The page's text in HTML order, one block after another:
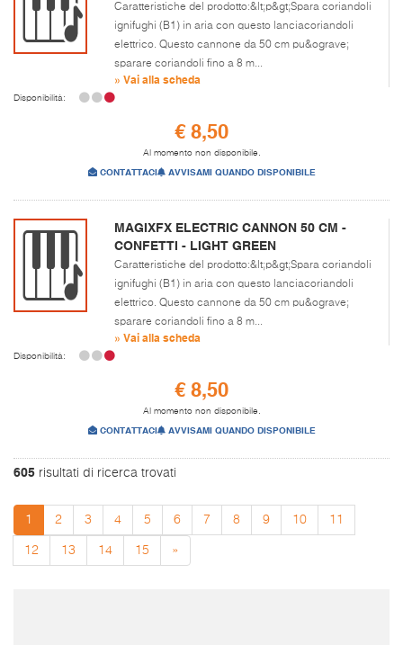
Caratteristiche del prodotto:&lt;p&gt;Spara coriandoli
ignifughi (B1) in aria con questo lanciacoriandoli
elettrico. Questo cannone da 50 cm pu&ograve;
sparare coriandoli fino a 8 m...
» Vai alla scheda
Disponibilità:
€ 8,50
Al momento non disponibile.
CONTATTACI AVVISAMI QUANDO DISPONIBILE
MAGIXFX ELECTRIC CANNON 50 CM -
CONFETTI - LIGHT GREEN
Caratteristiche del prodotto:&lt;p&gt;Spara coriandoli
ignifughi (B1) in aria con questo lanciacoriandoli
elettrico. Questo cannone da 50 cm pu&ograve;
sparare coriandoli fino a 8 m...
» Vai alla scheda
Disponibilità:
€ 8,50
Al momento non disponibile.
CONTATTACI AVVISAMI QUANDO DISPONIBILE
605 risultati di ricerca trovati
1 2 3 4 5 6 7 8 9 10 11
12 13 14 15 »